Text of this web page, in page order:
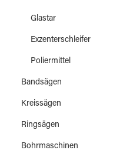
Glastar
Exzenterschleifer
Poliermittel
Bandsägen
Kreissägen
Ringsägen
Bohrmaschinen